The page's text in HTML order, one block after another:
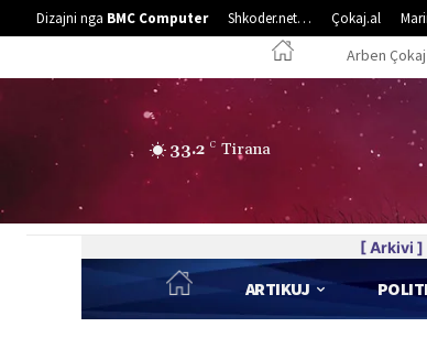
Dizajni nga BMC Computer Shkoder.net… Çokaj.al
Arben Çokaj
33.2 C Tirana
[ Arkivi ]
ARTIKUJ